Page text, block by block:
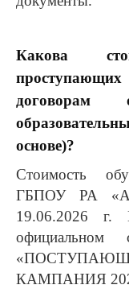
Какова
договорам
основе)?
Стоимость
ГБПОУ РА
19.06.2026
официальном
КАМПАНИЯ